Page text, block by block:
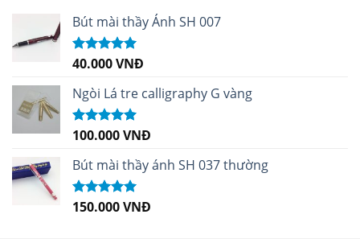
Bút mài thầy Ánh SH 007
Được xếp
sao
40.000VNĐ
Ngòi Lá tre calligraphy G vàng
Được xếp
sao
100.000VNĐ
Bút mài thầy ánh SH 037 thường
Được xếp
150.000VNĐ